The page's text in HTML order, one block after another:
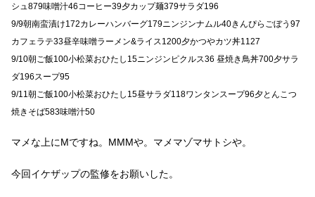
シュ879味噌汁46コーヒー39夕カップ麺379サラダ196
9/9朝南蛮漬け172カレーハンバーグ179ニンジンナムル40きんぴらごぼう97
カフェラテ33昼辛味噌ラーメン&ライス1200夕かつやカツ丼1127
9/10朝ご飯100小松菜おひたし15ニンジンピクルス36 昼焼き鳥丼700夕サラ
ダ196スープ95
9/11朝ご飯100小松菜おひたし15昼サラダ118ワンタンスープ96夕とんこつ
焼きそば583味噌汁50
マメな上にMですね。MMMや。マメマゾマサトシや。
今回イケザップの監修をお願いした。